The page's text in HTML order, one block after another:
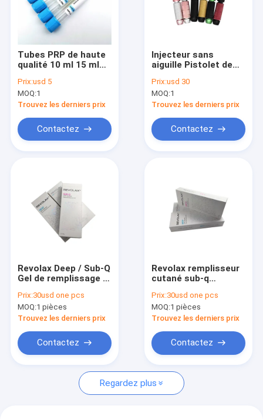
Produits
Au sujet de nous
Visite d'usine
Nouvelles
Demandez une citation
Tubes PRP de haute
qualité 10 ml 15 ml
Prix:usd 5
MOQ:1
Trouvez les derniers prix
Contactez
Injecteur sans
aiguille Pistolet de
hyaluronique pour
éliminer les rides
Prix:usd 30
MOQ:1
Trouvez les derniers prix
Contactez
Revolax Deep / Sub-Q
Gel de remplissage à
Prix:30usd one pcs
MOQ:1 pièces
Trouvez les derniers prix
Contactez
Revolax remplisseur
cutané sub-q
Prix:30usd one pcs
MOQ:1 pièces
Trouvez les derniers prix
Contactez
Regardez plus